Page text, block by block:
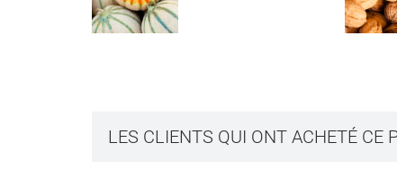
LES CLIENTS QUI ONT ACHETÉ CE